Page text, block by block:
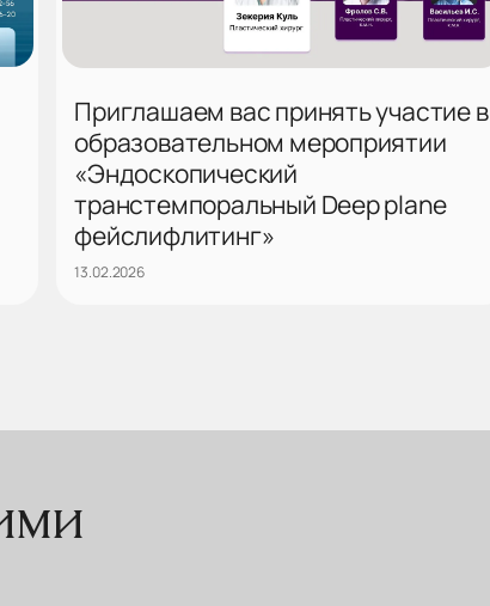
Приглашаем вас принять участие в
образовательном мероприятии
«Эндоскопический
транстемпоральный Deep plane
фейслифлитинг»
13.02.2026